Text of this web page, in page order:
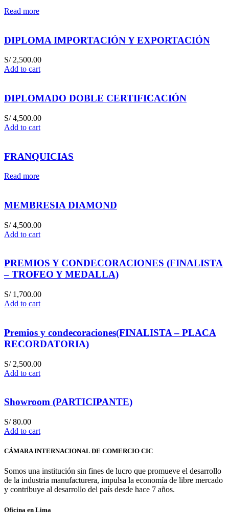
Read more
DIPLOMA IMPORTACIÓN Y EXPORTACIÓN
S/2,500.00
Add to cart
DIPLOMADO DOBLE CERTIFICACIÓN
S/4,500.00
Add to cart
FRANQUICIAS
Read more
MEMBRESIA DIAMOND
S/4,500.00
Add to cart
PREMIOS Y CONDECORACIONES (FINALISTA
– TROFEO Y MEDALLA)
S/1,700.00
Add to cart
Premios y condecoraciones(FINALISTA – PLACA
RECORDATORIA)
S/2,500.00
Add to cart
Showroom (PARTICIPANTE)
S/80.00
Add to cart
CÁMARA INTERNACIONAL DE COMERCIO CIC
Somos una institución sin fines de lucro que promueve el desarrollo
de la industria manufacturera, impulsa la economía de libre mercado
y contribuye al desarrollo del país desde hace 7 años.
Oficina en Lima